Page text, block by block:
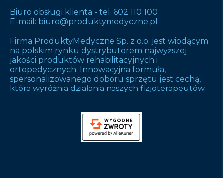
Biuro obsługi klienta - tel. 602 110 100
E-mail: biuro@produktymedyczne.pl
Firma ProduktyMedyczne Sp. z o.o. jest wiodącym
na polskim rynku dystrybutorem najwyższej
jakości produktów rehabilitacyjnych i
ortopedycznych. Innowacyjna formuła,
spersonalizowanego doboru sprzętu jest cechą,
która wyróżnia działania naszych fizjoterapeutów.